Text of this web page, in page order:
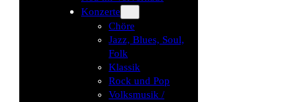
Konzerte
Chöre
Jazz, Blues, Soul,
Folk
Klassik
Rock und Pop
Volksmusik /